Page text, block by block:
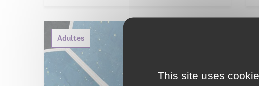
Adultes
This site uses